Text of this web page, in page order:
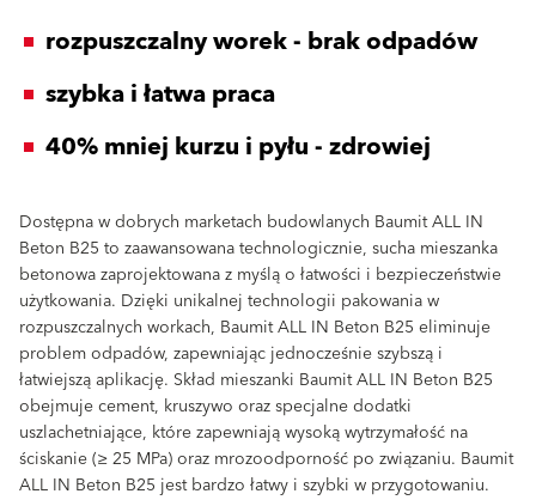
rozpuszczalny worek - brak odpadów
szybka i łatwa praca
40% mniej kurzu i pyłu - zdrowiej
Dostępna w dobrych marketach budowlanych Baumit ALL IN
Beton B25 to zaawansowana technologicznie, sucha mieszanka
betonowa zaprojektowana z myślą o łatwości i bezpieczeństwie
użytkowania. Dzięki unikalnej technologii pakowania w
rozpuszczalnych workach, Baumit ALL IN Beton B25 eliminuje
problem odpadów, zapewniając jednocześnie szybszą i
łatwiejszą aplikację. Skład mieszanki Baumit ALL IN Beton B25
obejmuje cement, kruszywo oraz specjalne dodatki
uszlachetniające, które zapewniają wysoką wytrzymałość na
ściskanie (≥ 25 MPa) oraz mrozoodporność po związaniu. Baumit
ALL IN Beton B25 jest bardzo łatwy i szybki w przygotowaniu.